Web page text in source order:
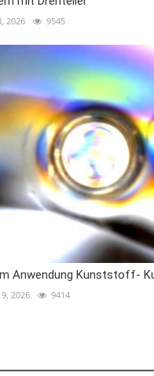
2026 9545
Anwendung Kunststoff-
2026 9414